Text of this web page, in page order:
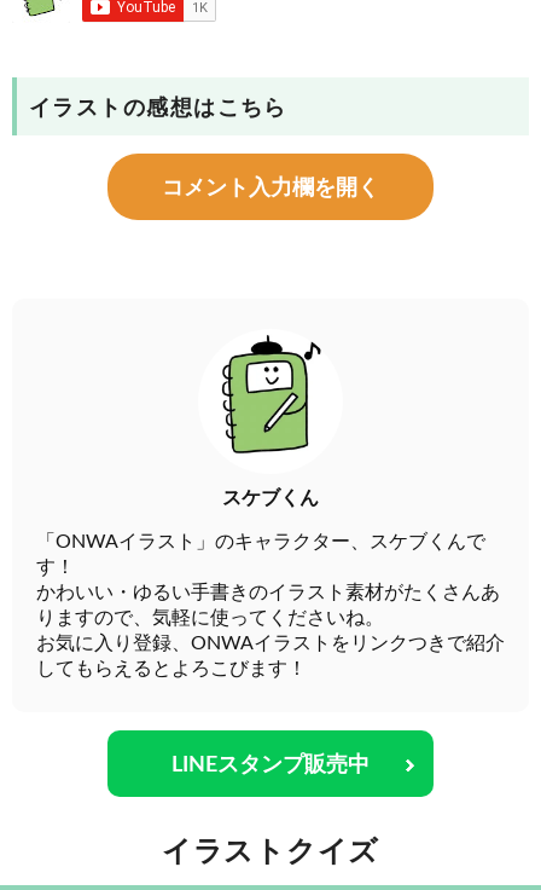
イラストの感想はこちら
コメント入力欄を開く
スケブくん
「ONWAイラスト」のキャラクター、スケブくんで
す！
かわいい・ゆるい手書きのイラスト素材がたくさんあ
りますので、気軽に使ってくださいね。
お気に入り登録、ONWAイラストをリンクつきで紹介
してもらえるとよろこびます！
LINEスタンプ販売中
イラストクイズ